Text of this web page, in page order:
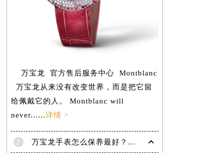
万宝龙 官方售后服务中心 Montblanc
万宝龙从来没有改变世界，而是把它留
给佩戴它的人。 Montblanc will
never......详情 >
2 万宝龙手表怎么保养最好？（保养方法）